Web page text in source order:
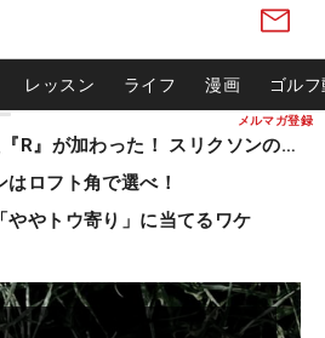
メルマガ登録
レッスン ライフ 漫画 ゴル
『4』が消え『R』が加わった！ スリクソンの新作
はロフト角で選べ！
ややトウ寄り」に当てるワケ